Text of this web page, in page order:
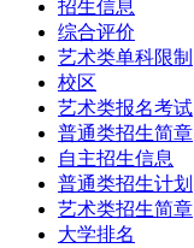
招生信息
综合评价
艺术类单科限制
校区
艺术类报名考试
普通类招生简章
自主招生信息
普通类招生计划
艺术类招生简章
大学排名